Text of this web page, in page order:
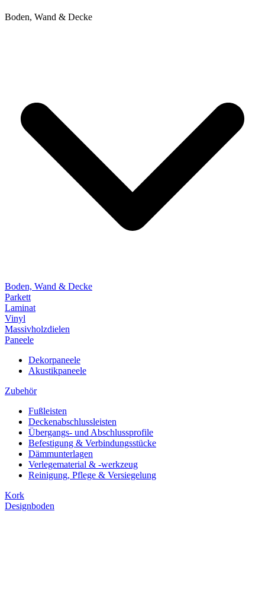
Boden, Wand & Decke
Boden, Wand & Decke
Parkett
Laminat
Vinyl
Massivholzdielen
Paneele
Dekorpaneele
Akustikpaneele
Zubehör
Fußleisten
Deckenabschlussleisten
Übergangs- und Abschlussprofile
Befestigung & Verbindungsstücke
Dämmunterlagen
Verlegematerial & -werkzeug
Reinigung, Pflege & Versiegelung
Kork
Designboden